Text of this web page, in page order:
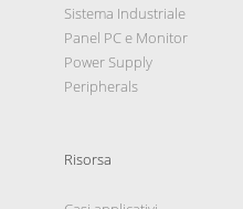
Sistema Industriale
Panel PC e Monitor
Power Supply
Peripherals
Risorsa